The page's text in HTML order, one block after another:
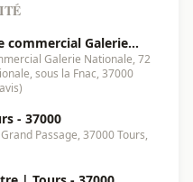
commercial Galerie
Galerie Nationale, 72
sous la Fnac, 37000
- 37000
Passage, 37000 Tours,